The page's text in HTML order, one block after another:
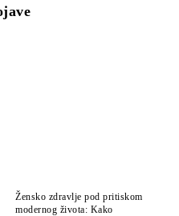
Žensko zdravlje pod pritiskom
modernog života: Kako